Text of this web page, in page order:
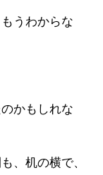
うわからな
かもしれな
、机の横で、